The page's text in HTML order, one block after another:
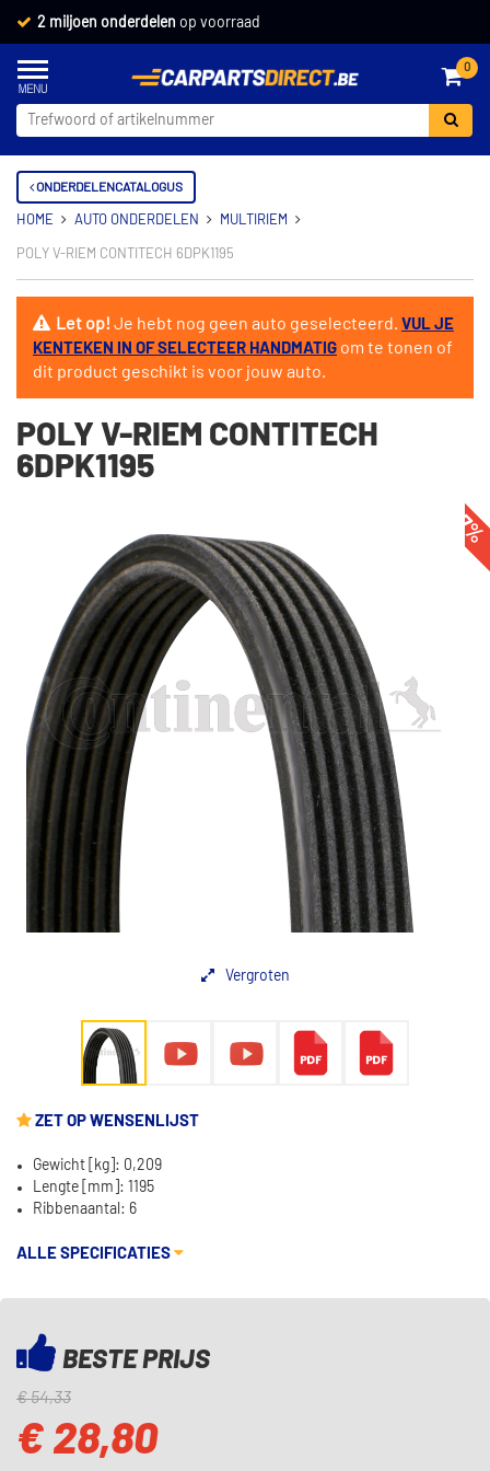
2 miljoen onderdelen op voorraad
0
ONDERDELENCATALOGUS
HOME AUTO ONDERDELEN MULTIRIEM
POLY V-RIEM CONTITECH 6DPK1195
Let op!Je hebt nog geen auto geselecteerd. VUL JE
KENTEKEN IN OF SELECTEER HANDMATIG om te tonen of
dit product geschikt is voor jouw auto.
POLY V-RIEM CONTITECH
6DPK1195
-
Vergroten
ZET OP WENSENLIJST
Gewicht [kg]: 0,209
Lengte [mm]: 1195
Ribbenaantal: 6
ALLE SPECIFICATIES
BESTE PRIJS
€ 54,33
€ 28,80